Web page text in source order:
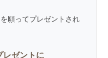
願ってプレゼントされ
レゼントに